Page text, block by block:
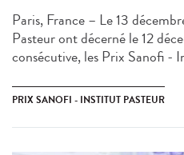
Paris, France – Le 13
Pasteur ont décerné le 12
consécutive, les Prix Sanofi -
PRIX SANOFI - INSTITUT PASTEUR